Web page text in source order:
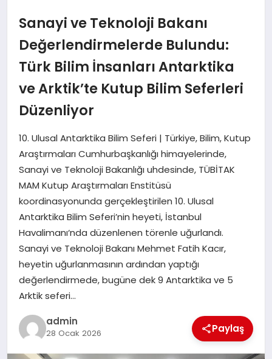
EĞITIM
EKONOMI
GENEL
SPOR
TEKNOLOJI
Sanayi ve Teknoloji Bakanı
Değerlendirmelerde Bulundu:
Türk Bilim İnsanları Antarktika
ve Arktik’te Kutup Bilim Seferleri
Düzenliyor
10. Ulusal Antarktika Bilim Seferi | Türkiye, Bilim, Kutup
Araştırmaları Cumhurbaşkanlığı himayelerinde,
Sanayi ve Teknoloji Bakanlığı uhdesinde, TÜBİTAK
MAM Kutup Araştırmaları Enstitüsü
koordinasyonunda gerçekleştirilen 10. Ulusal
Antarktika Bilim Seferi’nin heyeti, İstanbul
Havalimanı‘nda düzenlenen törenle uğurlandı.
Sanayi ve Teknoloji Bakanı Mehmet Fatih Kacır,
heyetin uğurlanmasının ardından yaptığı
değerlendirmede, bugüne dek 9 Antarktika ve 5
Arktik seferi…
admin
28 Ocak 2026 Paylaş